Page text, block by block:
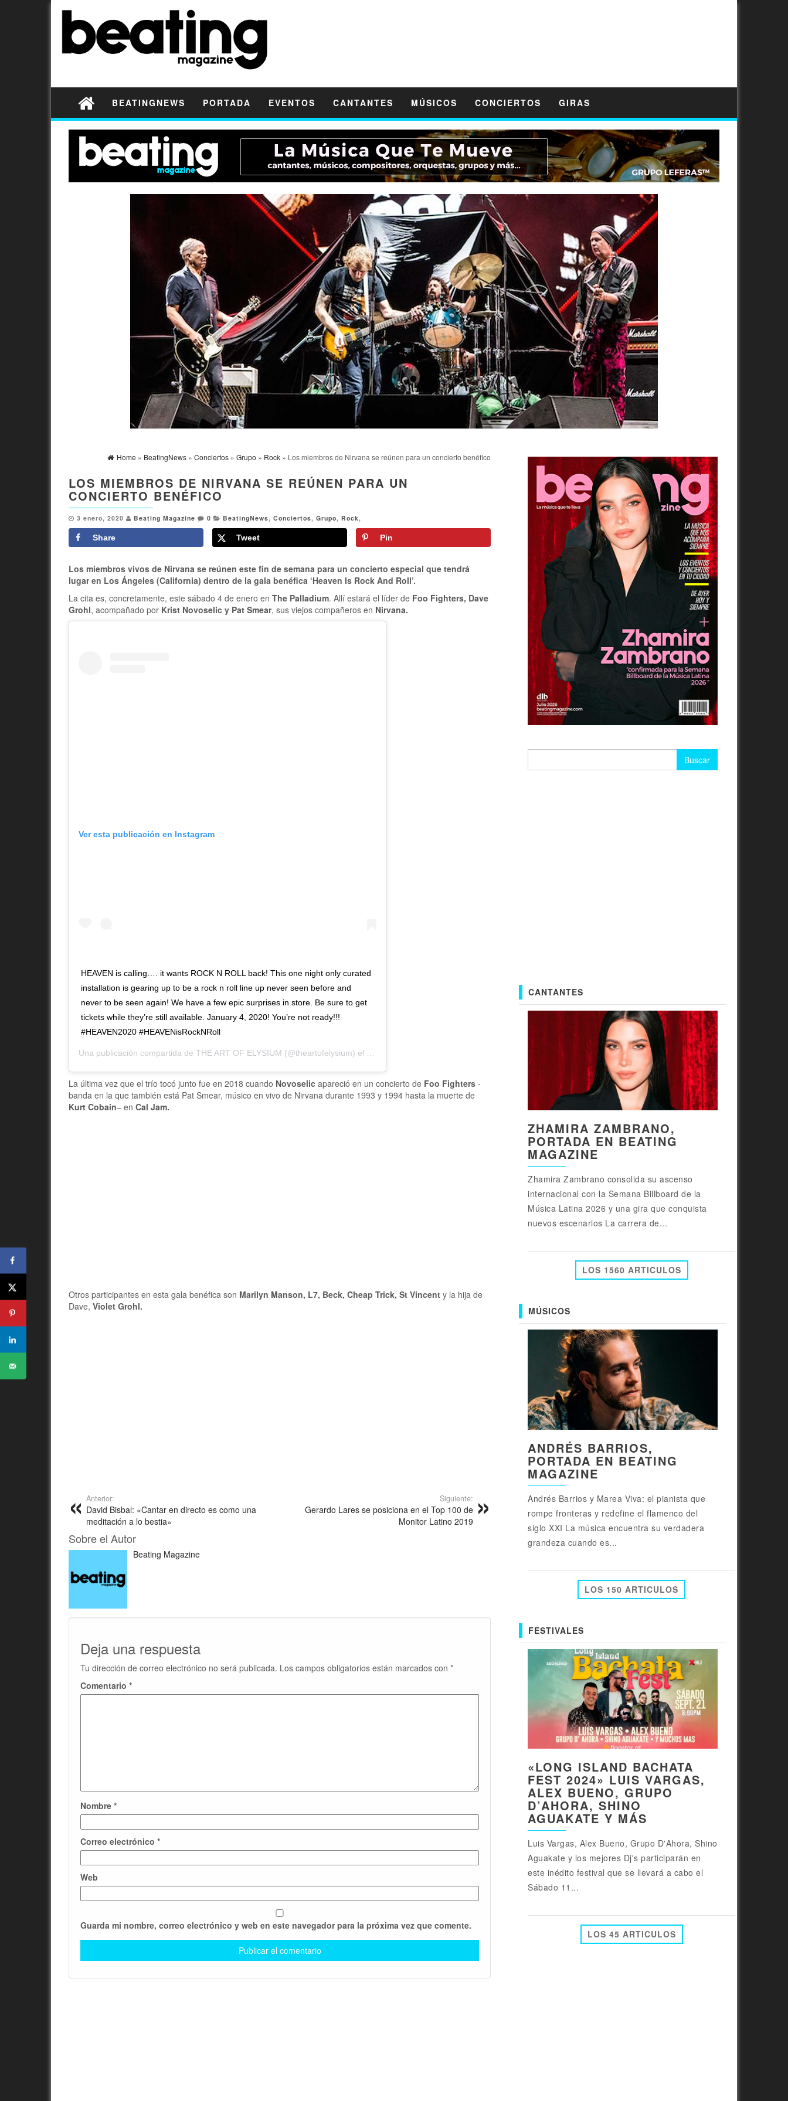
BEATINGNEWS PORTADA EVENTOS CANTANTES MÚSICOS CONCIERTOS GIRAS
Home » BeatingNews » Conciertos » Grupo » Rock » Los miembros de Nirvana se reúnen para un concierto benéfico
LOS MIEMBROS DE NIRVANA SE REÚNEN PARA UN
CONCIERTO BENÉFICO
3 enero, 2020 Beating Magazine 0 BeatingNews, Conciertos, Grupo, Rock,
Share Tweet Pin
Los miembros vivos de Nirvana se reúnen este fin de semana para un concierto especial que tendrá
lugar en Los Ángeles (California) dentro de la gala benéfica ‘Heaven Is Rock And Roll’.
La cita es, concretamente, este sábado 4 de enero en The Palladium. Allí estará el líder de Foo Fighters, Dave
Grohl, acompañado por Krist Novoselic y Pat Smear, sus viejos compañeros en Nirvana.
Ver esta publicación en Instagram
HEAVEN is calling…. it wants ROCK N ROLL back! This one night only curated
installation is gearing up to be a rock n roll line up never seen before and
never to be seen again! We have a few epic surprises in store. Be sure to get
tickets while they’re still available. January 4, 2020! You’re not ready!!!
#HEAVEN2020 #HEAVENisRockNRoll
Una publicación compartida de THE ART OF ELYSIUM (@theartofelysium) el 23 Dic, 2019 a las 2:51 PST
La última vez que el trío tocó junto fue en 2018 cuando Novoselic apareció en un concierto de Foo Fighters -
banda en la que también está Pat Smear, músico en vivo de Nirvana durante 1993 y 1994 hasta la muerte de
Kurt Cobain– en Cal Jam.
Otros participantes en esta gala benéfica son Marilyn Manson, L7, Beck, Cheap Trick, St Vincent y la hija de
Dave, Violet Grohl.
Anterior:
David Bisbal: «Cantar en directo es como una
meditación a lo bestia»
Siguiente:
Gerardo Lares se posiciona en el Top 100 de
Monitor Latino 2019
Sobre el Autor
Beating Magazine
Deja una respuesta
Tu dirección de correo electrónico no será publicada. Los campos obligatorios están marcados con *
Comentario *
Nombre *
Correo electrónico *
Web
Guarda mi nombre, correo electrónico y web en este navegador para la próxima vez que comente.
CANTANTES
ZHAMIRA ZAMBRANO,
PORTADA EN BEATING
MAGAZINE
Zhamira Zambrano consolida su ascenso
internacional con la Semana Billboard de la
Música Latina 2026 y una gira que conquista
nuevos escenarios La carrera de...
LOS 1560 ARTICULOS
MÚSICOS
ANDRÉS BARRIOS,
PORTADA EN BEATING
MAGAZINE
Andrés Barrios y Marea Viva: el pianista que
rompe fronteras y redefine el flamenco del
siglo XXI La música encuentra su verdadera
grandeza cuando es...
LOS 150 ARTICULOS
FESTIVALES
«LONG ISLAND BACHATA
FEST 2024» LUIS VARGAS,
ALEX BUENO, GRUPO
D’AHORA, SHINO
AGUAKATE Y MÁS
Luis Vargas, Alex Bueno, Grupo D'Ahora, Shino
Aguakate y los mejores Dj's participarán en
este inédito festival que se llevará a cabo el
Sábado 11...
LOS 45 ARTICULOS